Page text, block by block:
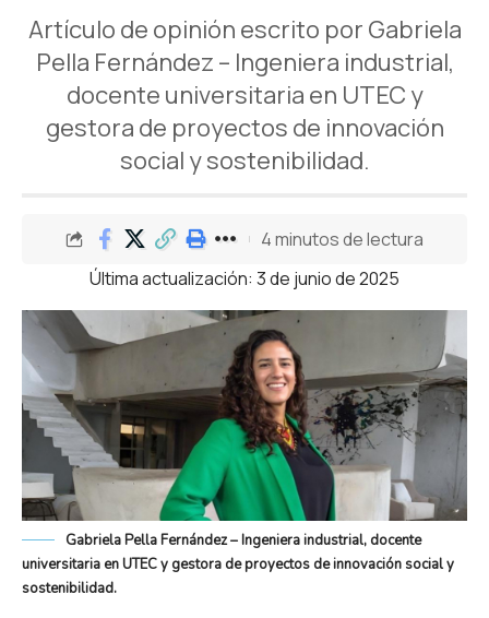
Artículo de opinión escrito por Gabriela
Pella Fernández – Ingeniera industrial,
docente universitaria en UTEC y
gestora de proyectos de innovación
social y sostenibilidad.
Última actualización: 3 de junio de 2025
4 minutos de lectura
Gabriela Pella Fernández – Ingeniera industrial, docente
universitaria en UTEC y gestora de proyectos de innovación social y
sostenibilidad.